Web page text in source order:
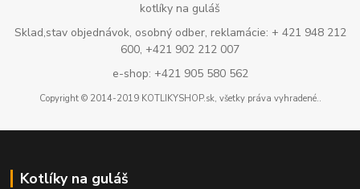
kotlíky na guláš
Sklad,stav objednávok, osobný odber, reklamácie: + 421 948 212
600, +421 902 212 007
e-shop: +421 905 580 562
Copyright © 2014-2019 KOTLIKYSHOP.sk, všetky práva vyhradené..
Kotlíky na guláš